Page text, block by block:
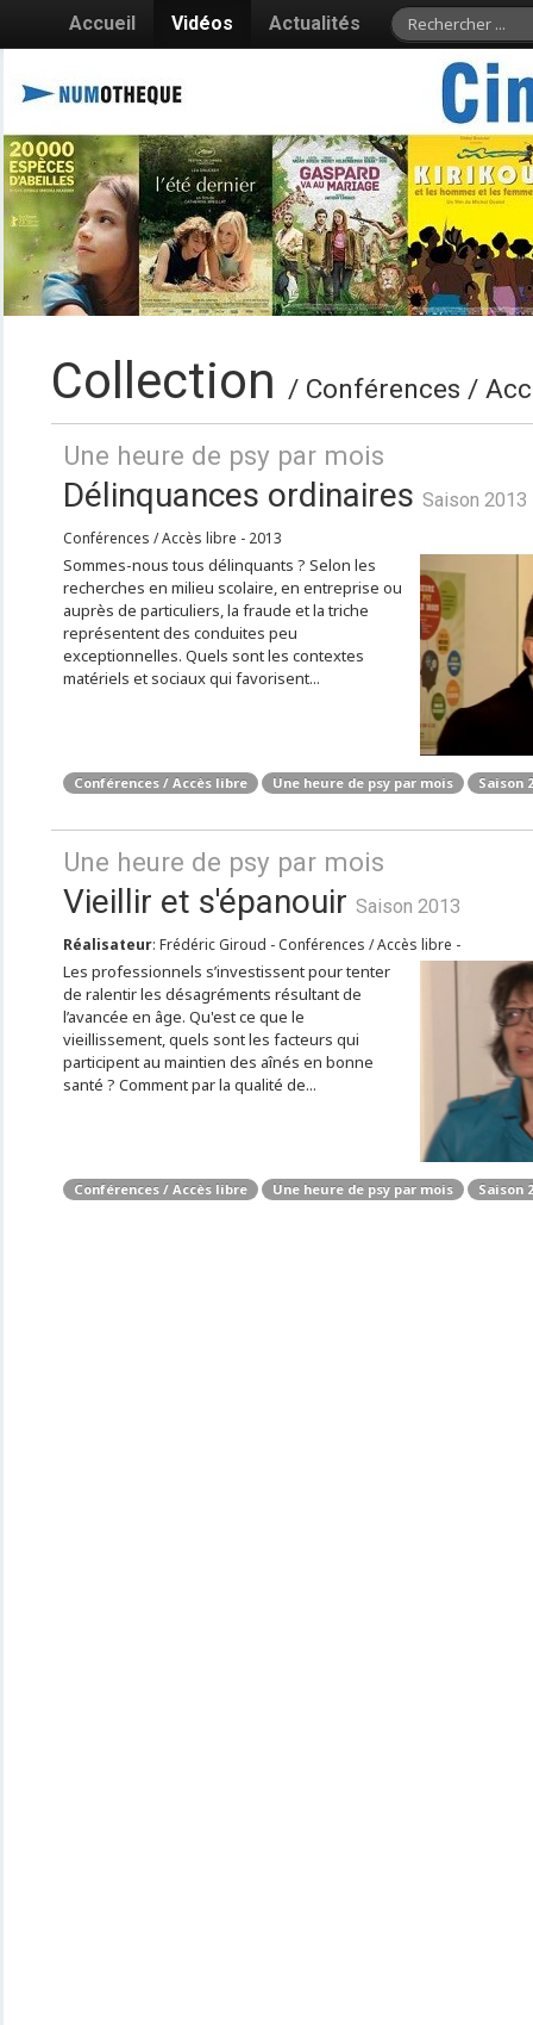
Accueil Vidéos Actualités
Collection / Conférences /
Une heure de psy par mois
Délinquances ordinaires Saison 2013
Conférences / Accès libre - 2013
Sommes-nous tous délinquants ? Selon les
recherches en milieu scolaire, en entreprise ou
auprès de particuliers, la fraude et la triche
représentent des conduites peu
exceptionnelles. Quels sont les contextes
matériels et sociaux qui favorisent...
Conférences / Accès libre Une heure de psy par mois Saison
Une heure de psy par mois
Vieillir et s'épanouir Saison 2013
Réalisateur: Frédéric Giroud - Conférences / Accès libre -
Les professionnels s’investissent pour tenter
de ralentir les désagréments résultant de
l’avancée en âge. Qu'est ce que le
vieillissement, quels sont les facteurs qui
participent au maintien des aînés en bonne
santé ? Comment par la qualité de...
Conférences / Accès libre Une heure de psy par mois Saison